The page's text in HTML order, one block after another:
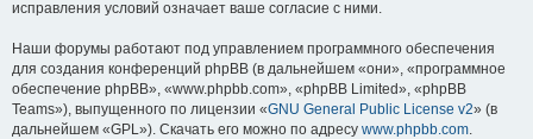
исправления условий означает ваше согласие с ними.
Наши форумы работают под управлением программного обеспечения
для создания конференций phpBB (в дальнейшем «они», «программное
обеспечение phpBB», «www.phpbb.com», «phpBB Limited», «phpBB
Teams»), выпущенного по лицензии «GNU General Public License v2» (в
дальнейшем «GPL»). Скачать его можно по адресу www.phpbb.com